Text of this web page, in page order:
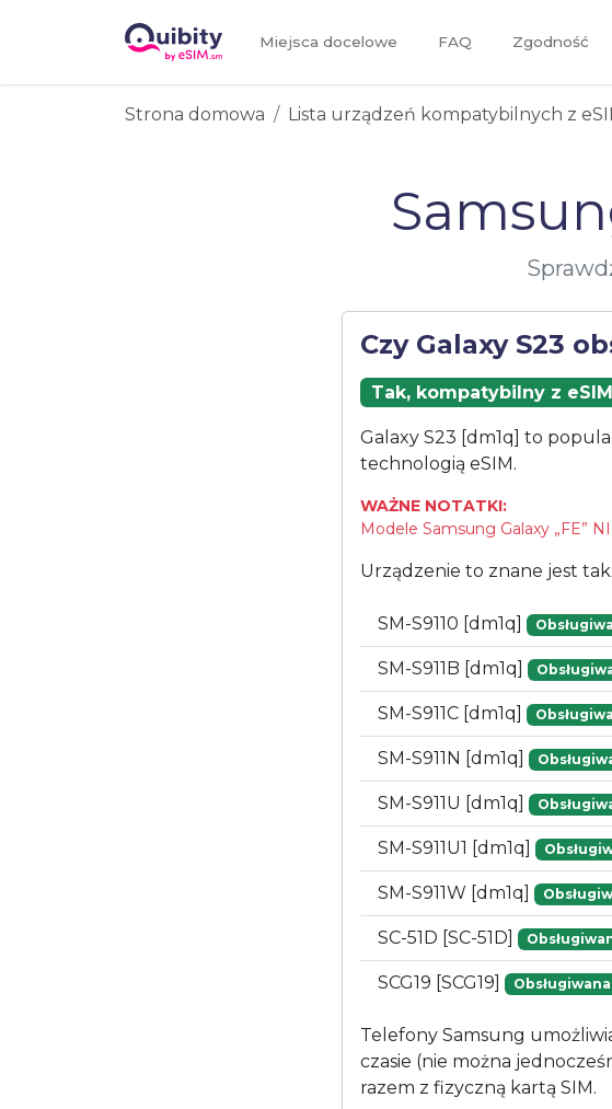
Miejsca docelowe FAQ Zgodność
Strona domowa Lista urządzeń kompatybilnych z
Czy Galaxy S23
Tak, kompatybilny z
Galaxy S23 [dm1q] to
technologią eSIM.
WAŻNE NOTATKI:
Modele Samsung Galaxy „FE”
Urządzenie to znane jest
SM-S9110 [dm1q]
SM-S911B [dm1q]
SM-S911C [dm1q]
SM-S911N [dm1q]
SM-S911U [dm1q]
SM-S911U1 [dm1q]
SM-S911W [dm1q]
SC-51D [SC-51D]
SCG19 [SCG19]
Telefony Samsung
czasie (nie można
razem z fizyczną kartą SIM.